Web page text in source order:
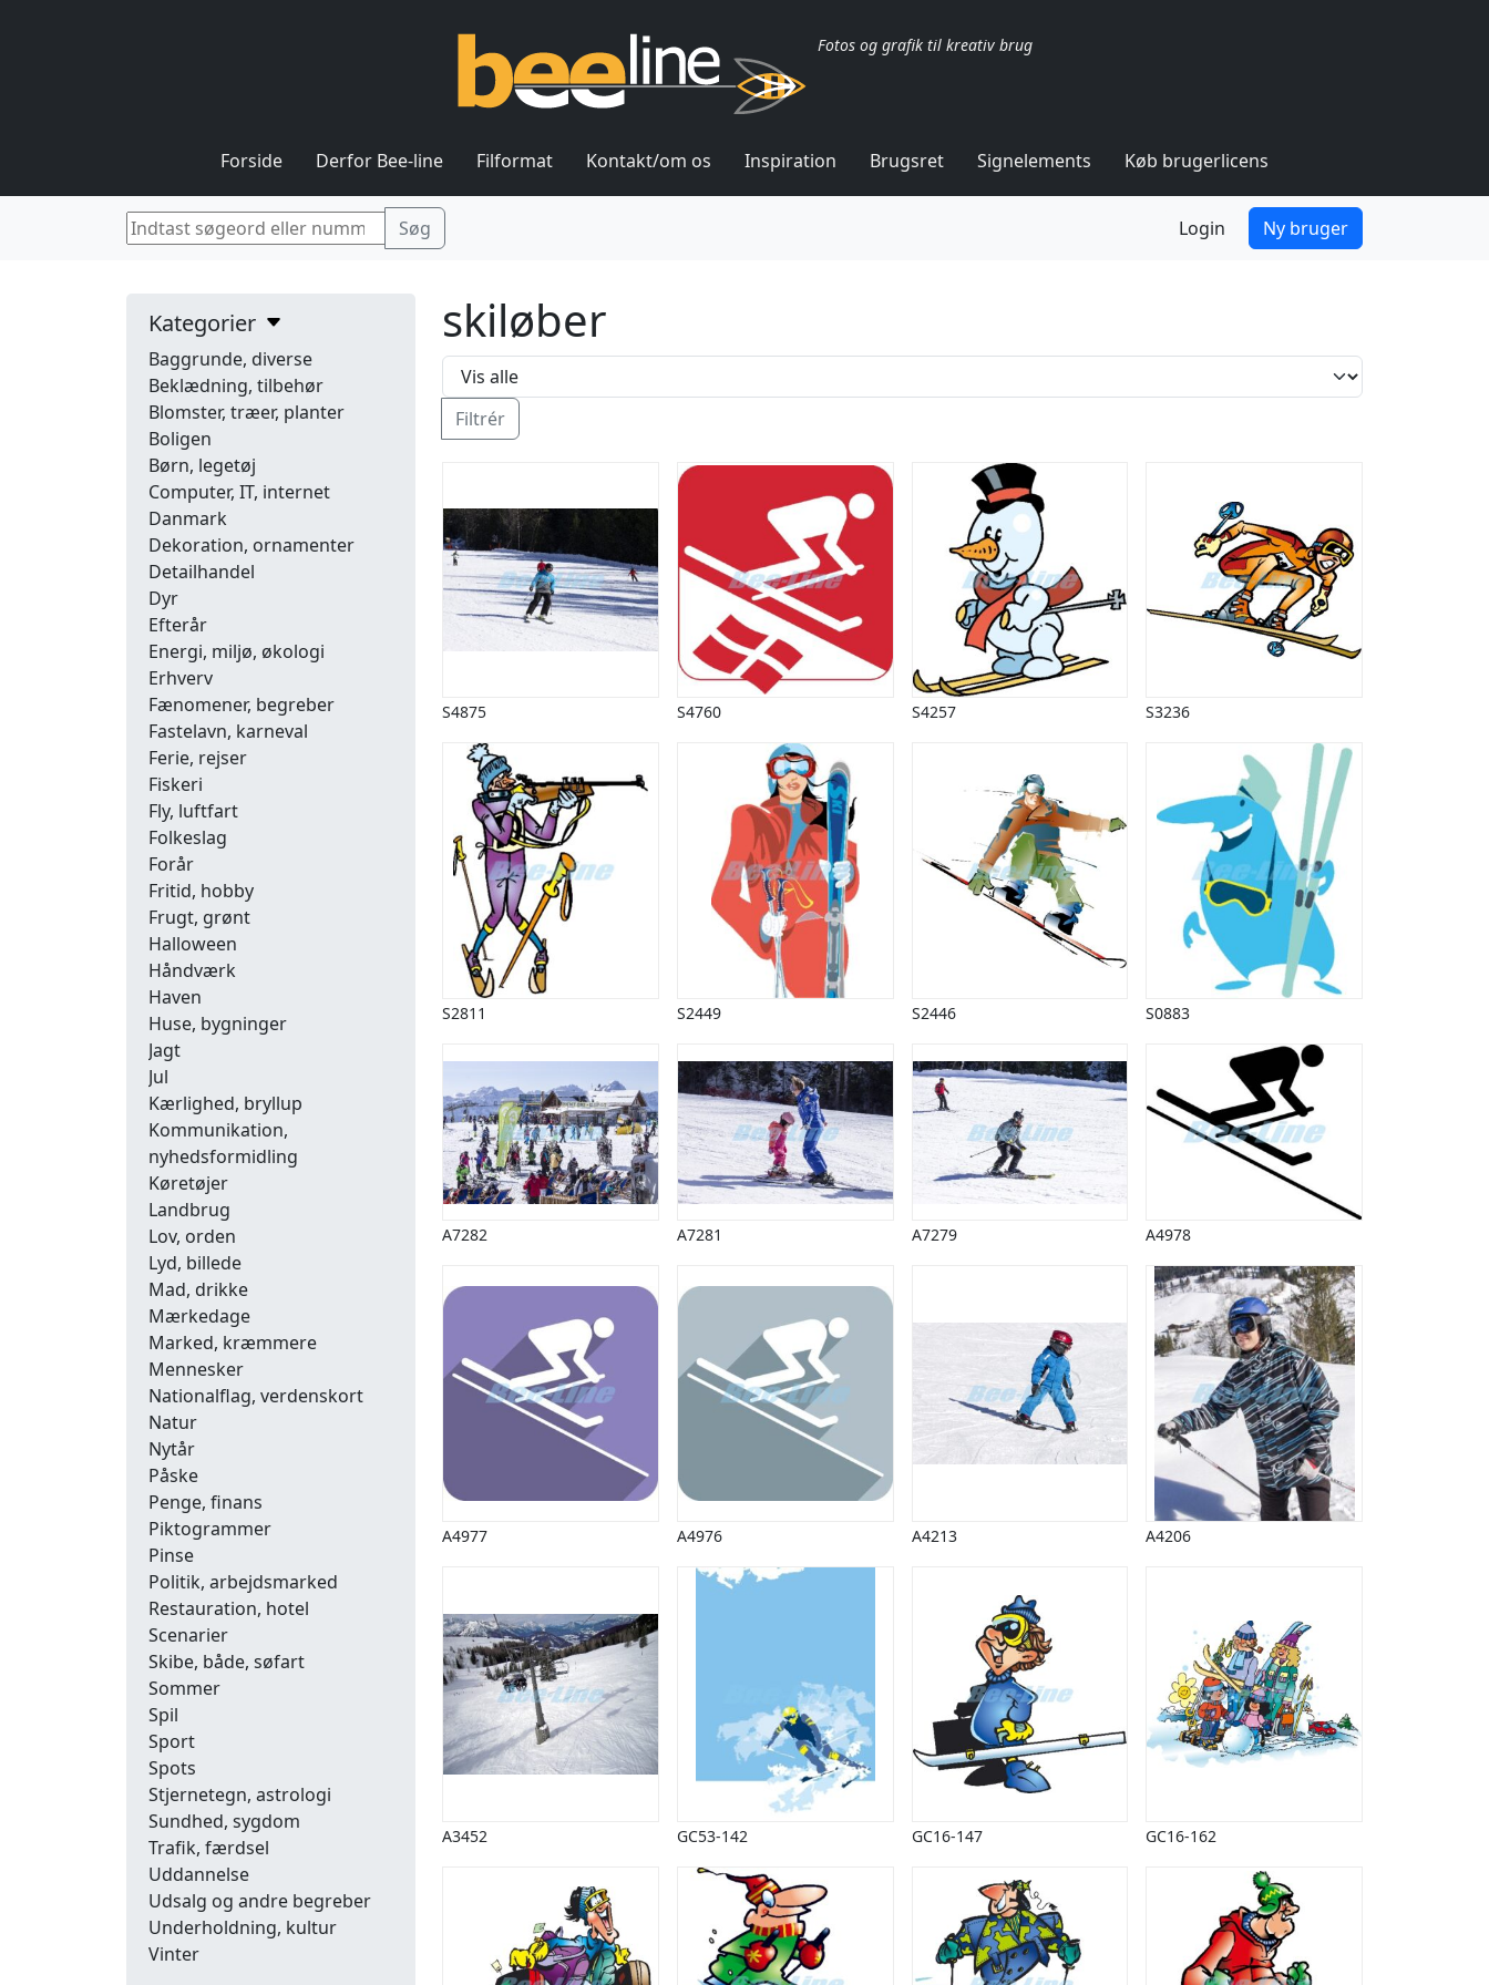
Fotos og grafik til kreativ brug
Forside Derfor Bee-line Filformat Kontakt/om os Inspiration Brugsret Signelements Køb brugerlicens
Login Ny bruger
Kategorier
Baggrunde, diverse
Beklædning, tilbehør
Blomster, træer, planter
Boligen
Børn, legetøj
Computer, IT, internet
Danmark
Dekoration, ornamenter
Detailhandel
Dyr
Efterår
Energi, miljø, økologi
Erhverv
Fænomener, begreber
Fastelavn, karneval
Ferie, rejser
Fiskeri
Fly, luftfart
Folkeslag
Forår
Fritid, hobby
Frugt, grønt
Halloween
Håndværk
Haven
Huse, bygninger
Jagt
Jul
Kærlighed, bryllup
Kommunikation,
nyhedsformidling
Køretøjer
Landbrug
Lov, orden
Lyd, billede
Mad, drikke
Mærkedage
Marked, kræmmere
Mennesker
Nationalflag, verdenskort
Natur
Nytår
Påske
Penge, finans
Piktogrammer
Pinse
Politik, arbejdsmarked
Restauration, hotel
Scenarier
Skibe, både, søfart
Sommer
Spil
Sport
Spots
Stjernetegn, astrologi
Sundhed, sygdom
Trafik, færdsel
Uddannelse
Udsalg og andre begreber
Underholdning, kultur
Vinter
skiløber
Filtrér
S4875 S4760 S4257 S3236
S2811 S2449 S2446 S0883
A7282 A7281 A7279 A4978
A4977 A4976 A4213 A4206
A3452 GC53-142 GC16-147 GC16-162